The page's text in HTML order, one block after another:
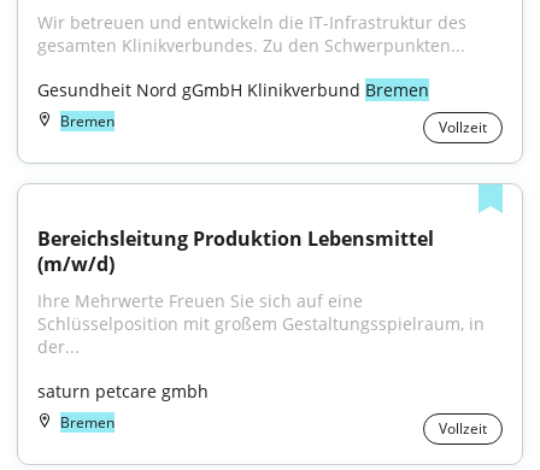
Wir betreuen und entwickeln die IT-Infrastruktur des
gesamten Klinikverbundes. Zu den Schwerpunkten...
Gesundheit Nord gGmbH Klinikverbund Bremen
Bremen Vollzeit
Bereichsleitung Produktion Lebensmittel
(m/w/d)
Ihre Mehrwerte Freuen Sie sich auf eine
Schlüsselposition mit großem Gestaltungsspielraum, in
der...
saturn petcare gmbh
Bremen Vollzeit